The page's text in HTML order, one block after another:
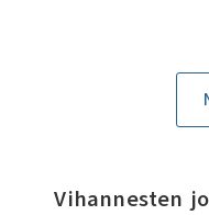
Vihannesten